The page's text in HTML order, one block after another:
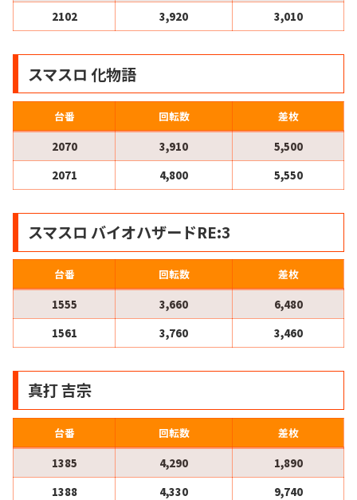
2102
3,920 3,010
スマスロ 化物語
台番 回転数
差枚
2070
3,910
5,500
2071
4,800 5,550
スマスロ バイオハザードRE:3
台番 回転数
差枚
1555
3,660
6,480
1561
3,760 3,460
真打 吉宗
台番 回転数
差枚
1385
4,290
1,890
1388
4,330 9,740